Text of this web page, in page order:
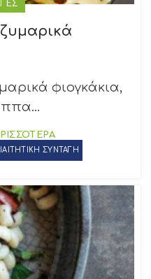
φιογκάκια,
ΣΥΝΤΑΓΗ